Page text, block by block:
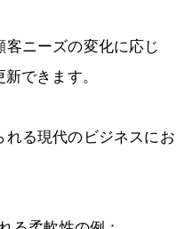
ニーズの変化に応じ
できます。
れる現代のビジネスにお